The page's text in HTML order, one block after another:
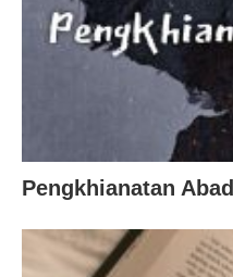
Pengkhianatan